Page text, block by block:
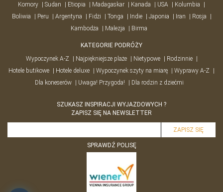
Komory
Sudan Etiopia Madagaskar Kanada USA
Kolumbia
Boliwia
Peru Argentyna Fidżi Tonga Indie Japonia Iran
Rosja
Kambodża
Malezja Birma
KATEGORIE PODRÓŻY
Wypoczynek A-Z
Najpiękniejsze plaże Nietypowe
Rodzinnie
Hotele butikowe
Hotele deluxe Wypoczynek szyty na miarę
Wyprawy A-Z
Dla koneserów
Uwaga! Przygoda! Dla rodzin z dziećmi
SZUKASZ INSPIRACJI WYJAZDOWYCH ?
ZAPISZ SIĘ NA NEWSLETTER
SPRAWDŹ POLISĘ